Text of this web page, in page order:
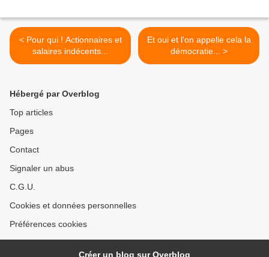
< Pour qui ! Actionnaires et
salaires indécents...
Et oui et l'on appelle cela la
démocratie... >
Hébergé par Overblog
Top articles
Pages
Contact
Signaler un abus
C.G.U.
Cookies et données personnelles
Préférences cookies
Créer un blog sur Overblog